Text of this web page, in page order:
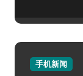
手机新闻